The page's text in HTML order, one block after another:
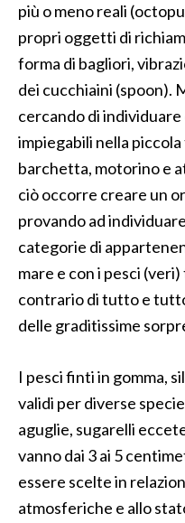
più o meno reali
propri oggetti di
forma di bagliori,
dei cucchiaini (spoon).
cercando di
impiegabili nella
barchetta, motorino e
ciò occorre creare un
provando ad
categorie di
mare e con i pesci
contrario di tutto e
delle graditissime
I pesci finti in gomma,
validi per diverse
aguglie, sugarelli
vanno dai 3 ai 5
essere scelte in
atmosferiche e allo